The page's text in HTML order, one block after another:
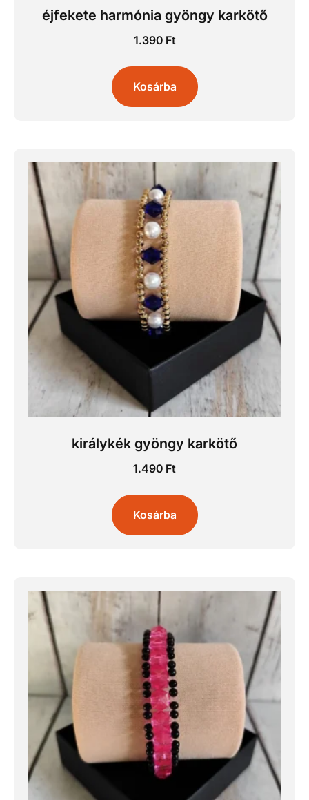
éjfekete harmónia gyöngy karkötő
1.390 Ft
Kosárba
királykék gyöngy karkötő
1.490 Ft
Kosárba